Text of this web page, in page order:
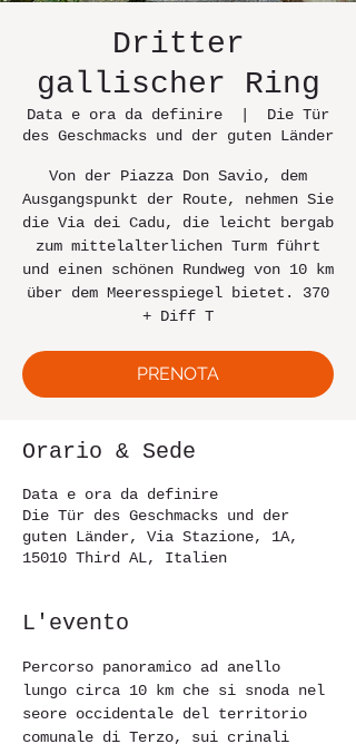
Dritter
gallischer Ring
Data e ora da definire
Die Tür
des Geschmacks und der guten Länder
Von der Piazza Don Savio, dem
Ausgangspunkt der Route, nehmen Sie
die Via dei Cadu, die leicht bergab
zum mittelalterlichen Turm führt
und einen schönen Rundweg von 10 km
über dem Meeresspiegel bietet. 370
+ Diff T
PRENOTA
Orario & Sede
Data e ora da definire
Die Tür des Geschmacks und der
guten Länder, Via Stazione, 1A,
15010 Third AL, Italien
L'evento
Percorso panoramico ad anello
lungo circa 10 km che si snoda nel
seore occidentale del territorio
comunale di Terzo, sui crinali